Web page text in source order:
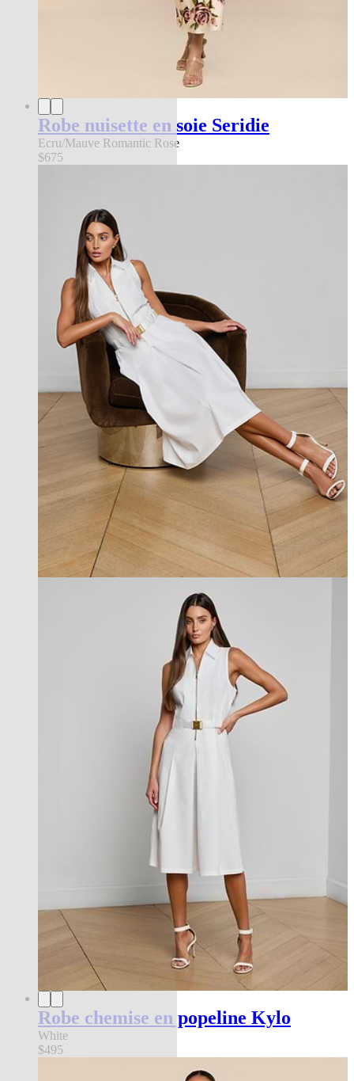
Robe nuisette en soie Seridie
Ecru/Mauve Romantic Rose
$675
Robe chemise en popeline Kylo
White
$495